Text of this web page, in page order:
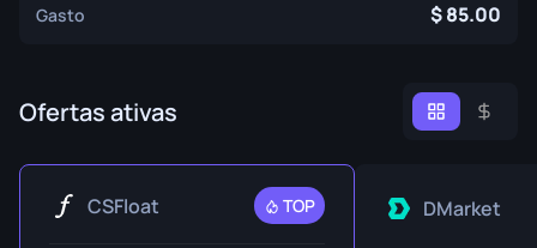
Gasto 85.00
Ofertas ativas
CSFloat TOP DMarket